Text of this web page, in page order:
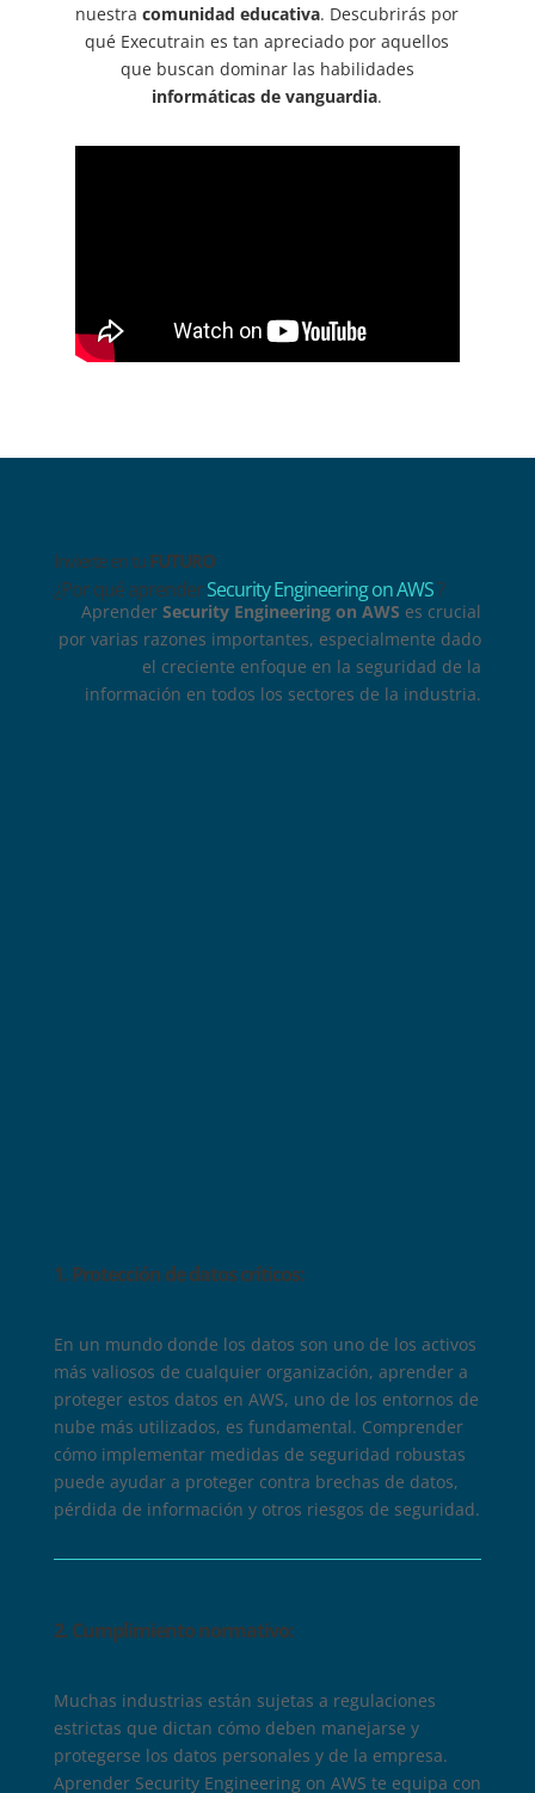
nuestracomunidad educativa. Descubrirás por
qué Executrain es tan apreciado por aquellos
que buscan dominar las habilidades
informáticas de vanguardia.
Invierte en tu FUTURO
¿Por qué aprenderSecurity Engineering on AWS?
Aprender Security Engineering on AWS es crucial
por varias razones importantes, especialmente dado
el creciente enfoque en la seguridad de la
información en todos los sectores de la industria.
1. Protección de datos críticos:
En un mundo donde los datos son uno de los activos
más valiosos de cualquier organización, aprender a
proteger estos datos en AWS, uno de los entornos de
nube más utilizados, es fundamental. Comprender
cómo implementar medidas de seguridad robustas
puede ayudar a proteger contra brechas de datos,
pérdida de información y otros riesgos de seguridad.
2. Cumplimiento normativo:
Muchas industrias están sujetas a regulaciones
estrictas que dictan cómo deben manejarse y
protegerse los datos personales y de la empresa.
Aprender Security Engineering on AWS te equipa con